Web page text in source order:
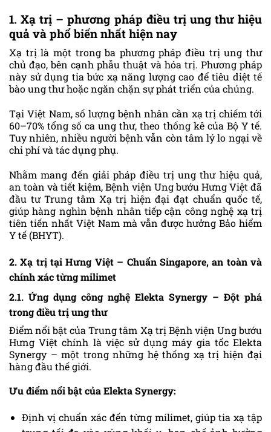
1. Xạ trị – phương pháp điều trị ung thư hiệu
quả và phổ biến nhất hiện nay
Xạ trị là một trong ba phương pháp điều trị ung thư
chủ đạo, bên cạnh phẫu thuật và hóa trị. Phương pháp
này sử dụng tia bức xạ năng lượng cao để tiêu diệt tế
bào ung thư hoặc ngăn chặn sự phát triển của chúng.
Tại Việt Nam, số lượng bệnh nhân cần xạ trị chiếm tới
60–70% tổng số ca ung thư, theo thống kê của Bộ Y tế.
Tuy nhiên, nhiều người bệnh vẫn còn tâm lý lo ngại về
chi phí và tác dụng phụ.
Nhằm mang đến giải pháp điều trị ung thư hiệu quả,
an toàn và tiết kiệm, Bệnh viện Ung bướu Hưng Việt đã
đầu tư Trung tâm Xạ trị hiện đại đạt chuẩn quốc tế,
giúp hàng nghìn bệnh nhân tiếp cận công nghệ xạ trị
tiên tiến nhất Việt Nam mà vẫn được hưởng Bảo hiểm
Y tế (BHYT).
2. Xạ trị tại Hưng Việt – Chuẩn Singapore, an toàn và
chính xác từng milimet
2.1. Ứng dụng công nghệ Elekta Synergy – Đột phá
trong điều trị ung thư
Điểm nổi bật của Trung tâm Xạ trị Bệnh viện Ung bướu
Hưng Việt chính là việc sử dụng máy gia tốc Elekta
Synergy – một trong những hệ thống xạ trị hiện đại
hàng đầu thế giới.
Ưu điểm nổi bật của Elekta Synergy:
Định vị chuẩn xác đến từng milimet, giúp tia xạ tập